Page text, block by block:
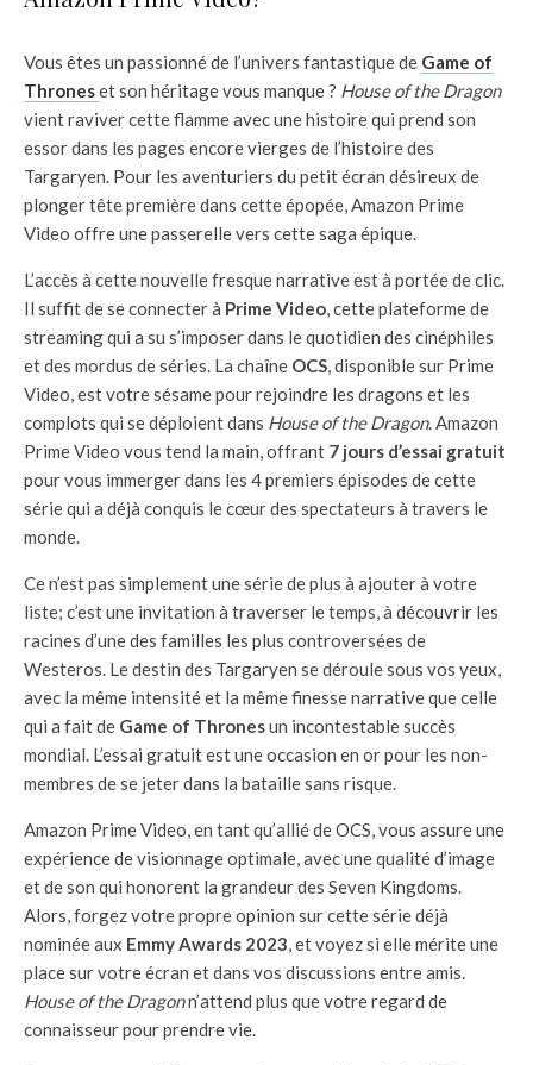
Vous êtes un passionné de l’univers fantastique de Game of
Throneset son héritage vous manque ? House of the Dragon
vient raviver cette flamme avec une histoire qui prend son
essor dans les pages encore vierges de l’histoire des
Targaryen. Pour les aventuriers du petit écran désireux de
plonger tête première dans cette épopée, Amazon Prime
Video offre une passerelle vers cette saga épique.
L’accès à cette nouvelle fresque narrative est à portée de clic.
Il suffit de se connecter à Prime Video, cette plateforme de
streaming qui a su s’imposer dans le quotidien des cinéphiles
et des mordus de séries. La chaîne OCS, disponible sur Prime
Video, est votre sésame pour rejoindre les dragons et les
complots qui se déploient dans House of the Dragon. Amazon
Prime Video vous tend la main, offrant 7 jours d’essai gratuit
pour vous immerger dans les 4 premiers épisodes de cette
série qui a déjà conquis le cœur des spectateurs à travers le
monde.
Ce n’est pas simplement une série de plus à ajouter à votre
liste; c’est une invitation à traverser le temps, à découvrir les
racines d’une des familles les plus controversées de
Westeros. Le destin des Targaryen se déroule sous vos yeux,
avec la même intensité et la même finesse narrative que celle
qui a fait de Game of Thronesun incontestable succès
mondial. L’essai gratuit est une occasion en or pour les non-
membres de se jeter dans la bataille sans risque.
Amazon Prime Video, en tant qu’allié de OCS, vous assure une
expérience de visionnage optimale, avec une qualité d’image
et de son qui honorent la grandeur des Seven Kingdoms.
Alors, forgez votre propre opinion sur cette série déjà
nominée aux Emmy Awards 2023, et voyez si elle mérite une
place sur votre écran et dans vos discussions entre amis.
House of the Dragonn’attend plus que votre regard de
connaisseur pour prendre vie.